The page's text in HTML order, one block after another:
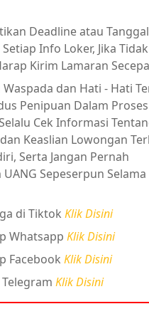
Deadline atau
Info Loker, Jika Tidak
Kirim Lamaran
Waspada dan Hati - Hati
Penipuan Dalam Proses
Cek Informasi
Keaslian Lowongan
Serta Jangan Pernah
Sepeserpun Selama
di Tiktok Klik Disini
Whatsapp Klik Disini
Facebook Klik Disini
Klik Disini